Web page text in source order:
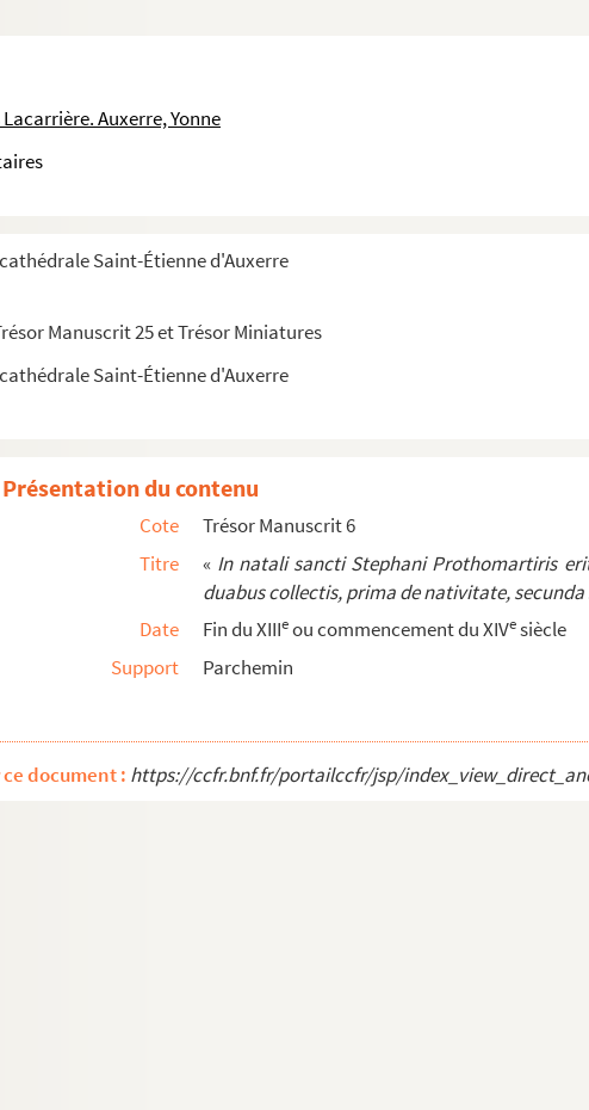
Auxerre, Yonne
Saint-Étienne d'Auxerre
Manuscrit 25 et Trésor Miniatures
Saint-Étienne d'Auxerre
de la Résurrection
qui chantent ses louanges
et commentaires
erit missa matutinalis de nativitate, cum duabus collecti...
de Sans
et le second livre de sentences de Pierre Lombard
Présentation du contenu
Cote
Trésor Manuscrit 6
Titre
« In natali sancti Stephani Prothomartiris
duabus collectis, prima de nativitate,
Date
Fin du XIIIeou commencement du XIVesiècle
Support
Parchemin
document : https://ccfr.bnf.fr/portailccfr/jsp/